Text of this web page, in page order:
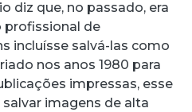
diz que, no passado, era
profissional de
incluísse salvá-las como
nos anos 1980 para
impressas, esse
imagens de alta